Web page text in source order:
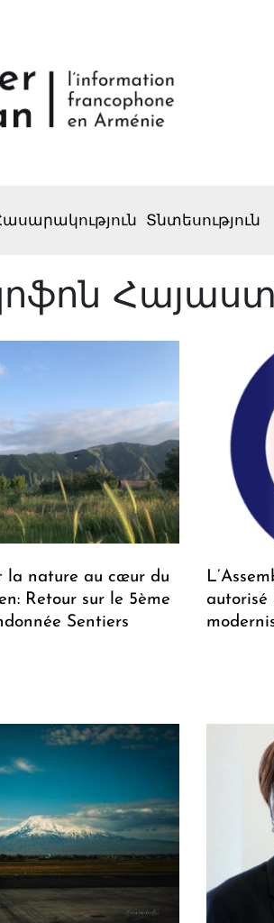
Տնտեսություն
la nature au cœur du
Retour sur le 5ème
Sentiers
autorisé